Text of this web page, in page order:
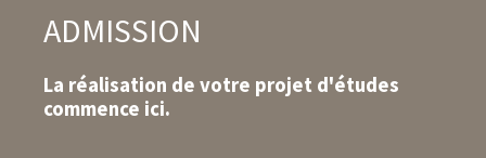
ADMISSION
La réalisation de votre projet d'études
commence ici.